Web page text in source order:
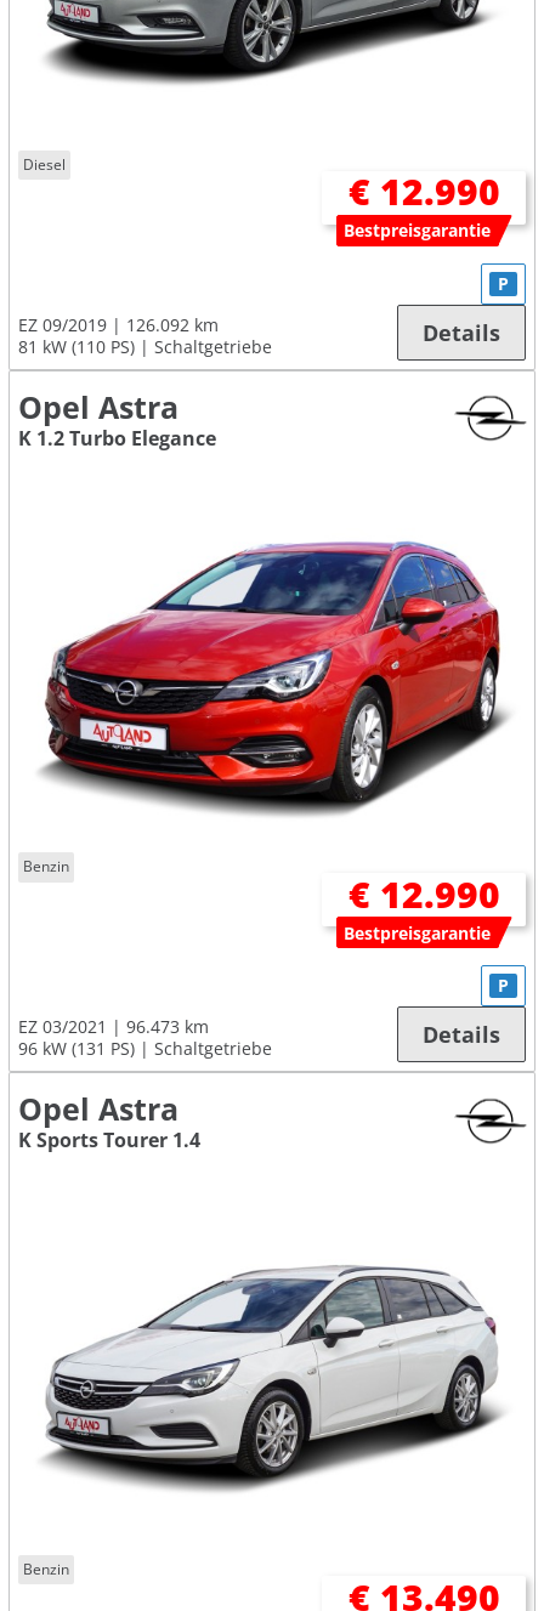
Diesel
€ 12.990
Bestpreisgarantie
EZ 09/2019
126.092 km
81 kW (110 PS)
Schaltgetriebe
P
Details
Opel Astra
K 1.2 Turbo Elegance
Benzin
€ 12.990
Bestpreisgarantie
EZ 03/2021
96.473 km
96 kW (131 PS)
Schaltgetriebe
P
Details
Opel Astra
K Sports Tourer 1.4
Benzin
€ 13.490